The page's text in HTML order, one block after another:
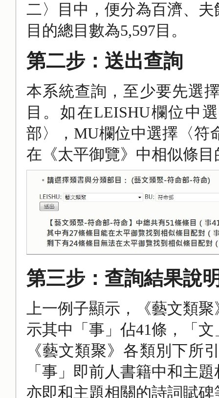
二〉目中，便分為百濟、
目的總目數為5,597目。
第二步：送出查詢
本系統查詢，至少要先選
目。如在LEISHU欄位中
部〉，MU欄位中選擇〈符
在《太平御覽》中相似條
第三步：查詢結果說
上一例子顯示，《藝文類
示其中「事」佔41條，「
《藝文類聚》各類別下所
「事」即前人書籍中和主
亦即和主題相關的詩詞賦